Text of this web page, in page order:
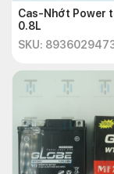
Cas-Nhớt Power
0.8L
SKU: